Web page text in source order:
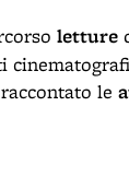
letture
le